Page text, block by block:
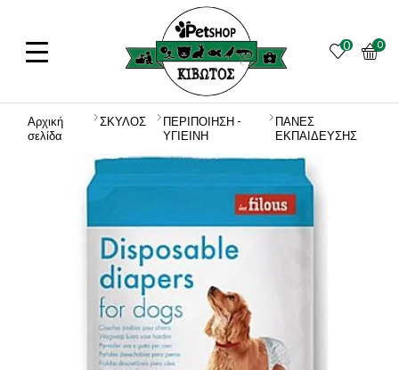
0 0
Αρχική
σελίδα
ΣΚΥΛΟΣ
ΠΕΡΙΠΟΙΗΣΗ -
ΥΓΙΕΙΝΗ
ΠΑΝΕΣ
ΕΚΠΑΙΔΕΥΣΗΣ